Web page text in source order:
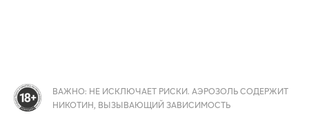
ВАЖНО: НЕ ИСКЛЮЧАЕТ РИСКИ. АЭРОЗОЛЬ СОДЕРЖИТ
НИКОТИН, ВЫЗЫВАЮЩИЙ ЗАВИСИМОСТЬ